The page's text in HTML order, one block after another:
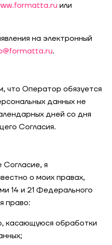
или
на электронный
.
что Оператор обязуется
данных не
дней со дня
Согласия.
я
о моих правах,
14 и 21 Федерального
право:
касающуюся обработки